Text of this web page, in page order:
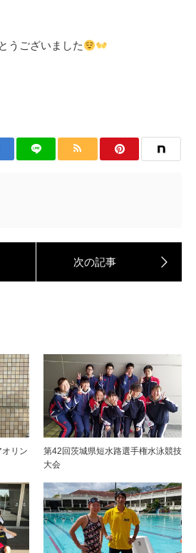
うございました
リン
第42回茨城県短水路選手権水泳競技
大会